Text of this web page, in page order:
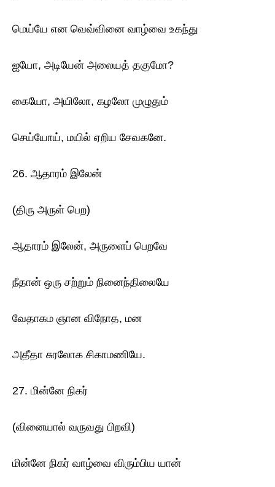
மெய்யே என வெவ்வினை வாழ்வை உகந்து
ஐயோ, அடியேன் அலையத் தகுமோ?
கையோ, அயிலோ, கழலோ முழுதும்
செய்யோய், மயில் ஏறிய சேவகனே.
26. ஆதாரம் இலேன்
(திரு அருள் பெற)
ஆதாரம் இலேன், அருளைப் பெறவே
நீதான் ஒரு சற்றும் நினைந்திலையே
வேதாகம ஞான விநோத, மன
அதீதா சுரலோக சிகாமணியே.
27. மின்னே நிகர்
(வினையால் வருவது பிறவி)
மின்னே நிகர் வாழ்வை விரும்பிய யான்